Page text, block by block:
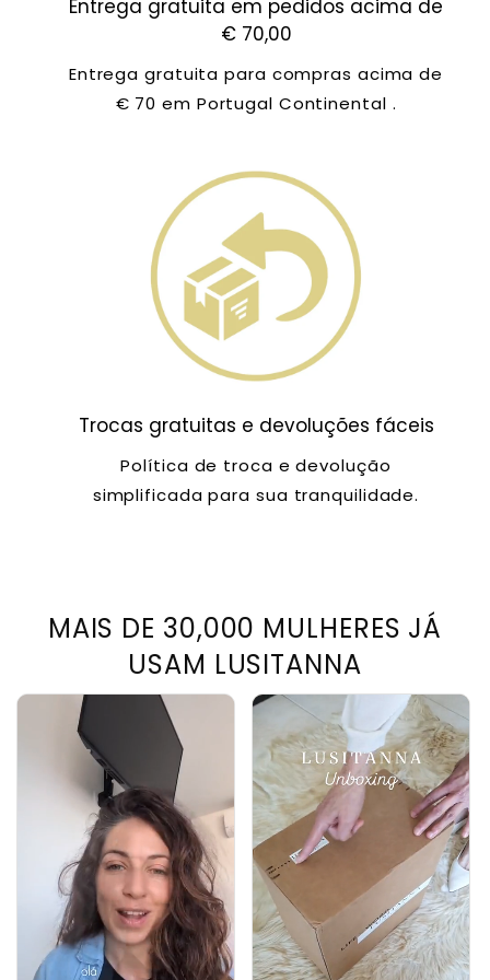
Entrega gratuita em pedidos acima de
€ 70,00
Entrega gratuita para compras acima de
€ 70 em Portugal Continental .
Trocas gratuitas e devoluções fáceis
Política de troca e devolução
simplificada para sua tranquilidade.
MAIS DE 30,000 MULHERES JÁ
USAM LUSITANNA